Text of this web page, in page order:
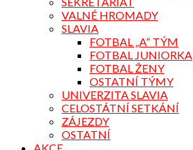
VALNÉ HROMADY
SLAVIA
FOTBAL „A“ TÝM
FOTBAL JUNIORKA
FOTBAL ŽENY
OSTATNÍ TÝMY
UNIVERZITA SLAVIA
CELOSTÁTNÍ SETKÁNÍ
ZÁJEZDY
OSTATNÍ